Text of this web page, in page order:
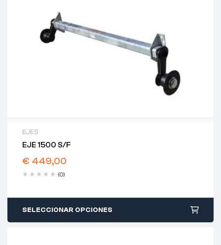
EJES
EJE 1500 S/F
€ 449,00
(0)
SELECCIONAR OPCIONES